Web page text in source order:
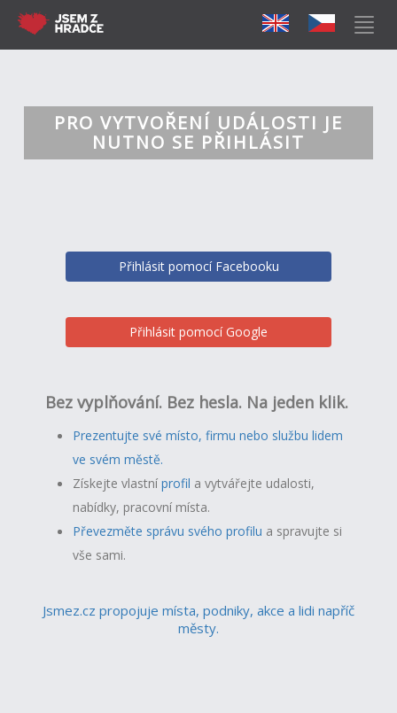
PRO VYTVOŘENÍ UDÁLOSTI JE
NUTNO SE PŘIHLÁSIT
Přihlásit pomocí Facebooku
Přihlásit pomocí Google
Bez vyplňování. Bez hesla. Na jeden klik.
Prezentujte své místo, firmu nebo službu lidem
ve svém městě.
Získejte vlastníprofil a vytvářejte udalosti,
nabídky, pracovní místa.
Převezměte správu svého profilu a spravujte si
vše sami.
Jsmez.cz propojuje místa, podniky, akce a lidi napříč
městy.